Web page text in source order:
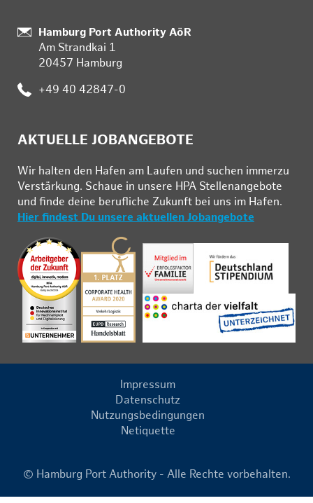
Standort:
Hamburg Port Authority AöR
Am Strandkai 1
20457 Hamburg
Telefon:
+49 40 42847-0
AKTUELLE JOBANGEBOTE
Wir hal­ten den Ha­fen am Lau­fen und su­chen im­mer­zu
Ver­stär­kung. Schau­e in un­se­re HPA Stel­len­an­ge­bo­te
und fin­de deine be­ruf­li­che Zu­kunft bei uns im Ha­fen.
Hier findest Du unsere aktuellen Jobangebote
Impressum
Datenschutz
Nutzungsbedingungen
Netiquette
© Hamburg Port Authority - Alle Rechte vorbehalten.